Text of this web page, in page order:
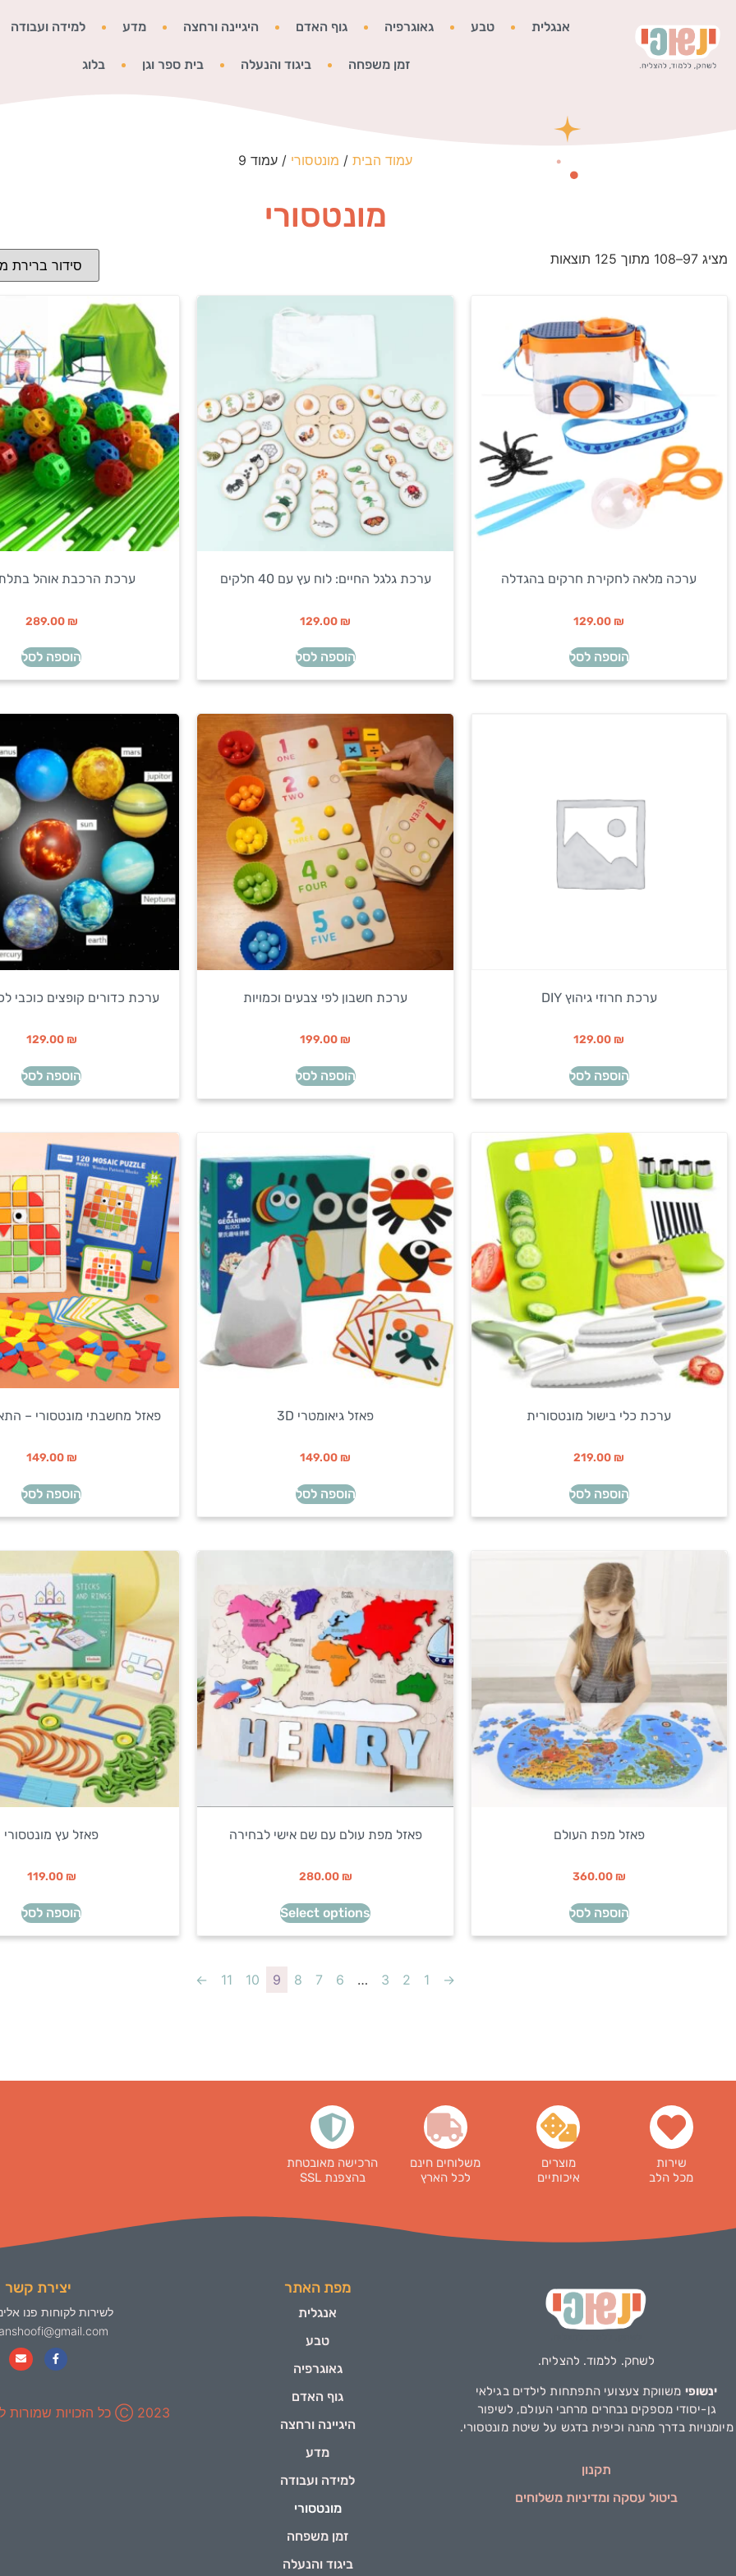
אנגלית טבע גאוגרפיה גוף האדם היגיינה ורחצה מדע למידה ועבודה
זמן משפחה ביגוד והנעלה בית ספר וגן בלוג
עמוד הבית / מונטסורי / עמוד 9
מונטסורי
מציג 97–108 מתוך 125 תוצאות
ערכה מלאה לחקירת חרקים בהגדלה
129.00 ₪
הוספה לסל
ערכת גלגל החיים: לוח עץ עם 40 חלקים
129.00 ₪
הוספה לסל
ערכת הרכבת אוהל
289.00 ₪
הוספה לסל
ערכת חרוזי גיהוץ DIY
129.00 ₪
הוספה לסל
ערכת חשבון לפי צבעים וכמויות
199.00 ₪
הוספה לסל
ערכת כדורים קופצים כוכבי לכת –
129.00 ₪
הוספה לסל
ערכת כלי בישול מונטסורית
219.00 ₪
הוספה לסל
פאזל גיאומטרי 3D
149.00 ₪
הוספה לסל
פאזל מחשבתי מונטסורי –
149.00 ₪
הוספה לסל
פאזל מפת העולם
360.00 ₪
הוספה לסל
פאזל מפת עולם עם שם אישי לבחירה
280.00 ₪
Select options
פאזל עץ מונטסורי
119.00 ₪
הוספה לסל
→
1
2
3
…
6
7
8
9
10
11
←
שירות
מכל הלב
מוצרים
איכותיים
משלוחים חינם
לכל הארץ
הרכישה מאובטחת
בהצפנת SSL
לשחק. ללמוד. להצליח.
ינשופי משווקת צעצועי התפתחות לילדים בגילאי
גן-יסודי מספקים נבחרים מרחבי העולם, לשיפור
מיומנויות בדרך מהנה וכיפית בדגש על שיטת מונטסורי.
תקנון
ביטול עסקה ומדיניות משלוחים
מפת האתר
אנגלית
טבע
גאוגרפיה
גוף האדם
היגיינה ורחצה
מדע
למידה ועבודה
מונטסורי
זמן משפחה
ביגוד והנעלה
יצירת קשר
לשירות לקוחות פנו
2023 Ⓒ כל הזכויות שמורות ל-ינשופי